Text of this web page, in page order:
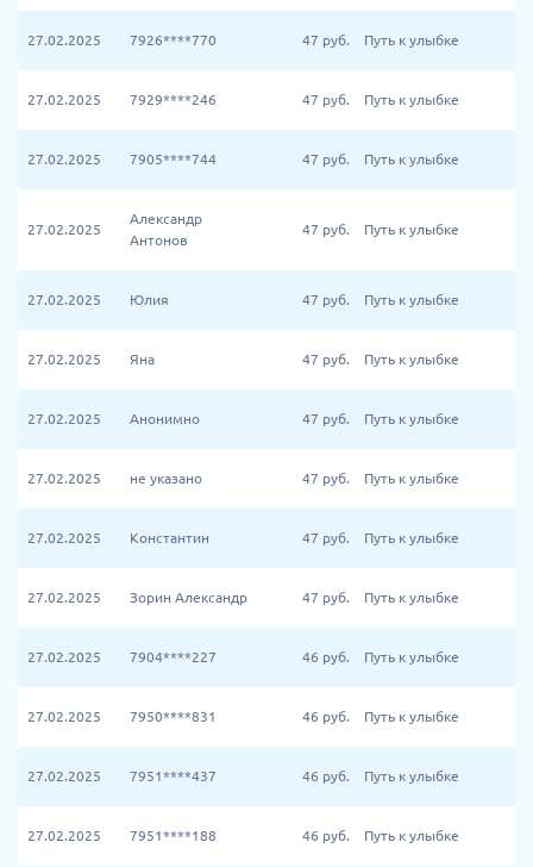
27.02.2025 7926****770 47 руб. Путь к улыбке
27.02.2025 7929****246 47 руб. Путь к улыбке
27.02.2025 7905****744 47 руб. Путь к улыбке
27.02.2025
Александр
Антонов
47 руб. Путь к улыбке
27.02.2025 Юлия 47 руб. Путь к улыбке
27.02.2025 Яна 47 руб. Путь к улыбке
27.02.2025 Анонимно 47 руб. Путь к улыбке
27.02.2025 не указано 47 руб. Путь к улыбке
27.02.2025 Константин 47 руб. Путь к улыбке
27.02.2025 Зорин Александр 47 руб. Путь к улыбке
27.02.2025 7904****227 46 руб. Путь к улыбке
27.02.2025 7950****831 46 руб. Путь к улыбке
27.02.2025 7951****437 46 руб. Путь к улыбке
27.02.2025 7951****188 46 руб. Путь к улыбке